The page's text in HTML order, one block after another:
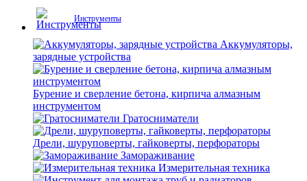
Инструменты
Аккумуляторы,
зарядные устройства
Бурение и сверление бетона, кирпича алмазным
инструментом
Гратосниматели
Дрели, шуруповерты, гайковерты, перфораторы
Замораживание
Измерительная техника